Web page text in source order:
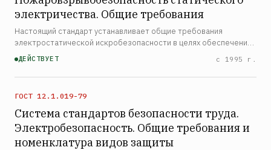
электричества. Общие требования
Настоящий стандарт устанавливает общие требования
электростатической искробезопасности в целях обеспечения
пожаровзрывобезопасности производственных процессов, их
компонентов, веществ и материалов, а также окружающей
сре…
ДЕЙСТВУЕТ с 1995 г.
ГОСТ 12.1.019-79
Система стандартов безопасности труда.
Электробезопасность. Общие требования и
номенклатура видов защиты